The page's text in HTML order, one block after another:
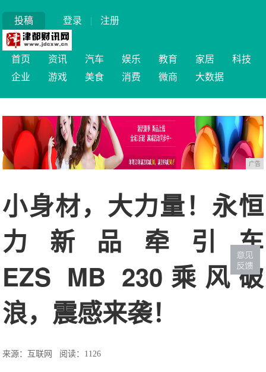
投稿 登录 | 注册
首页 资讯 汽车 娱乐 教育 家居
科技
企业
游戏 美食 消费 微商 大数据
广告
小身材，大力量！永恒
力新品牵引车
EZS MB 230乘风破
浪，震感来袭！
来源：互联网 阅读：1126